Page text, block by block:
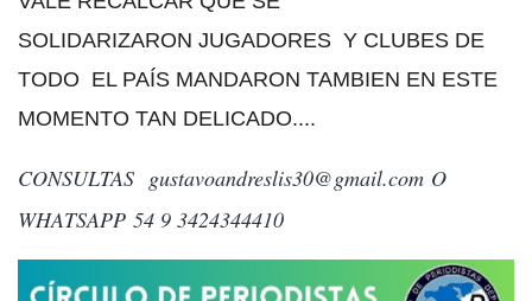
SOLIDARIZARON JUGADORES Y CLUBES DE
TODO EL PAÍS MANDARON TAMBIEN EN ESTE
MOMENTO TAN DELICADO....
CONSULTAS gustavoandreslis30@gmail.com O
WHATSAPP 54 9 3424344410